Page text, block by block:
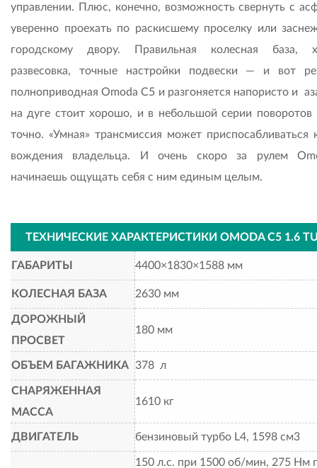
управлении. Плюс, конечно, возможность свернуть с
уверенно проехать по раскисшему проселку или
городскому двору. Правильная колесная база,
развесовка, точные настройки подвески — и вот
полноприводная Omoda С5 и разгоняется напористо и
на дуге стоит хорошо, и в небольшой серии поворотов
точно. «Умная» трансмиссия может приспосабливаться
вождения владельца. И очень скоро за рулем
начинаешь ощущать себя с ним единым целым.
ТЕХНИЧЕСКИЕ ХАРАКТЕРИСТИКИ OMODA C5 1.6
ГАБАРИТЫ 4400×1830×1588 мм
КОЛЕСНАЯ БАЗА 2630 мм
ДОРОЖНЫЙ
ПРОСВЕТ
180 мм
ОБЪЕМ БАГАЖНИКА 378 л
СНАРЯЖЕННАЯ
МАССА
1610 кг
ДВИГАТЕЛЬ бензиновый турбо L4, 1598 см3
150 л.с. при 1500 об/мин, 275 Нм